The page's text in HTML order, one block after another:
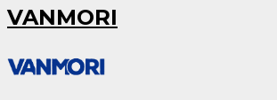
VANMORI